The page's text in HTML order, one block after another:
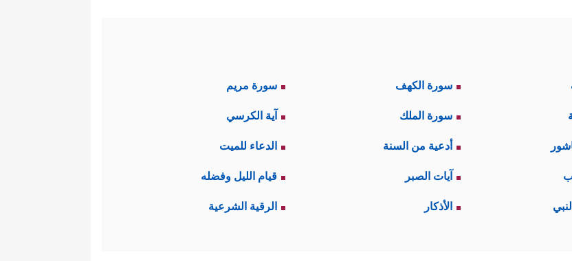
في مواليه - وهم عصَبَتُه وأقرباؤه - مَن هو أهلٌ لحَمل هذه الأمانة التي حملها
يذهب ويتفرَّق في عصَبَته، فهو تأويلٌ لا يلِيقُ بمقام الأنبياء
من كسب يده، ولم يُعرف بالثراء، كما أخبر النبي
ﷺفي حديث مسلم؟.
ويرث من آل يعقوب، فهل ترك آل يعقوب أموالًا لدى زكريا؟ أو تركوا
ما ورد في «البخاري» وغيره عن النبي
أنه قال: «لَا نُورَثُ، مَا تَرَكْنَا
سورة الكهف سورة مريم
سورة الملك آية الكرسي
أدعية من السنة الدعاء للميت
آيات الصبر قيام الليل وفضله
الأذكار الرقية الشرعية